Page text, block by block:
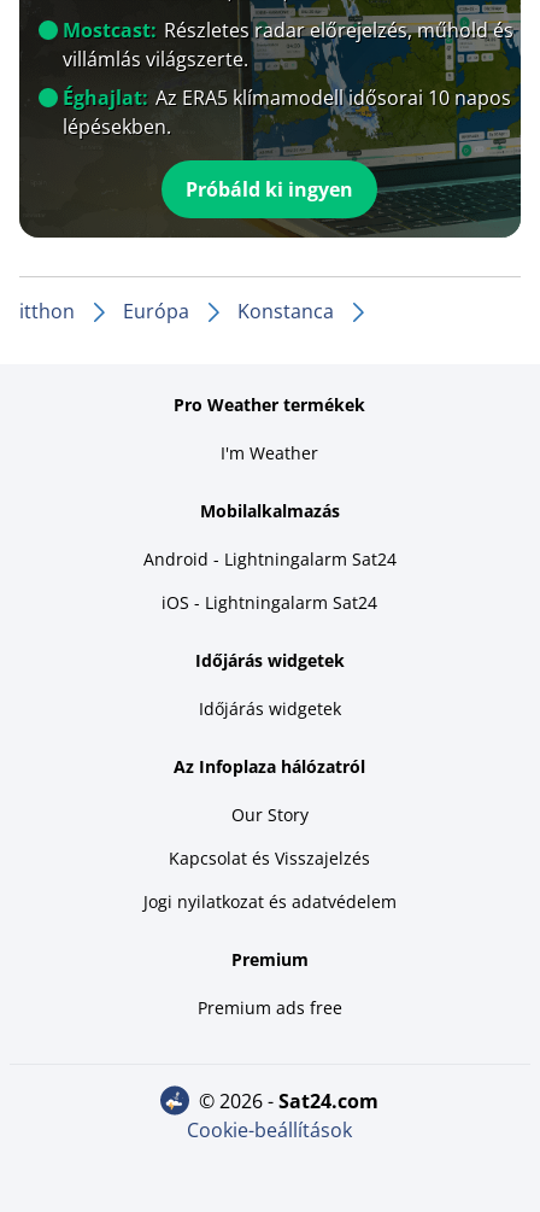
Mostcast: Részletes radar előrejelzés, műhold és
villámlás világszerte.
Éghajlat: Az ERA5 klímamodell idősorai 10 napos
lépésekben.
Próbáld ki ingyen
itthon Európa Konstanca
Pro Weather termékek
I'm Weather
Mobilalkalmazás
Android - Lightningalarm Sat24
iOS - Lightningalarm Sat24
Időjárás widgetek
Időjárás widgetek
Az Infoplaza hálózatról
Our Story
Kapcsolat és Visszajelzés
Jogi nyilatkozat és adatvédelem
Premium
Premium ads free
© 2026 - sat24.com
Cookie-beállítások